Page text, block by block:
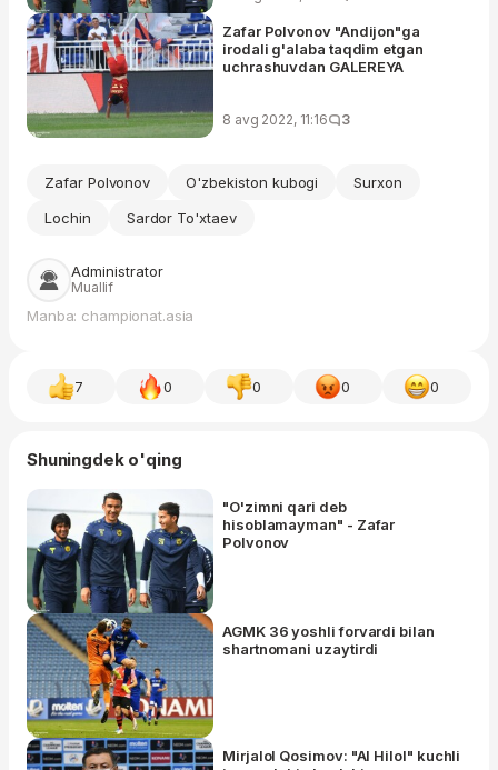
Zafar Polvonov "Andijon"ga
irodali g'alaba taqdim etgan
uchrashuvdan GALEREYA
8 avg 2022, 11:16 3
Zafar Polvonov O'zbekiston kubogi
Surxon
Lochin
Sardor To'xtaev
Administrator
Muallif
Manba: championat.asia
7 0 0 0 0
Shuningdek o'qing
"O'zimni qari deb
hisoblamayman" - Zafar
Polvonov
AGMK 36 yoshli forvardi bilan
shartnomani uzaytirdi
Mirjalol Qosimov: "Al Hilol" kuchli